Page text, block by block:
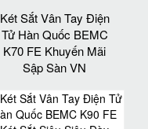
Két Sắt Vân Tay Điện
Tử Hàn Quốc BEMC
K70 FE Khuyến Mãi
Sập Sàn VN